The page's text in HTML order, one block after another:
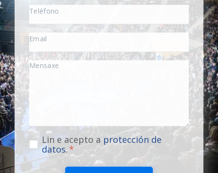
Lin e acepto a protección de
datos.